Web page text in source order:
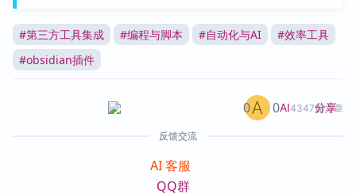
#第三方工具集成 #编程与脚本 #自动化与AI #效率工具
#obsidian插件
AI4347篇文章
0 0 分享
反馈交流
AI 客服
QQ群